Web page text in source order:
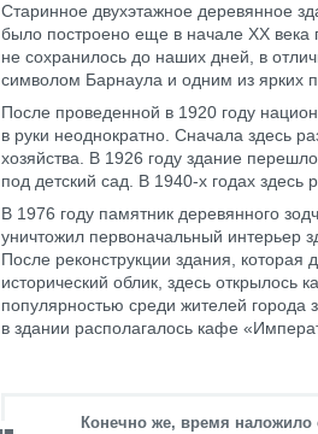
Старинное двухэтажное деревянное
было построено еще в начале ХХ века
не сохранилось до наших дней, в
символом Барнаула и одним из ярких
После проведенной в 1920 году
в руки неоднократно. Сначала здесь
хозяйства. В 1926 году здание
под детский сад. В 1940-х годах
В 1976 году памятник деревянного
уничтожил первоначальный интерьер
После реконструкции здания, которая
исторический облик, здесь открылось
популярностью среди жителей города
в здании располагалось кафе
Конечно же, время наложило